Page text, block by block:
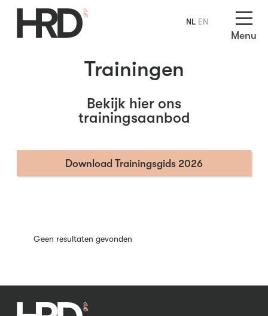
Menu
Trainingen
Bekijk hier ons
trainingsaanbod
Download Trainingsgids 2026
Geen resultaten gevonden
NL EN